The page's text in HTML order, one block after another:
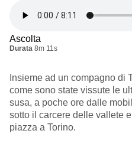
Ascolta
Durata 8m 11s
Insieme ad un compagno di
come sono state vissute le
susa, a poche ore dalle
sotto il carcere delle vallete
piazza a Torino.